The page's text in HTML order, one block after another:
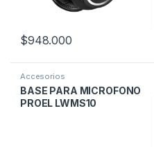
$948.000
Accesorios
BASE PARA MICROFONO
PROEL LWMS10